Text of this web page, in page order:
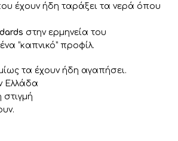
έχουν ήδη ταράξει τα νερά όπου
στην ερμηνεία του
“καπνικό” προφίλ.
τα έχουν ήδη αγαπήσει.
Ελλάδα